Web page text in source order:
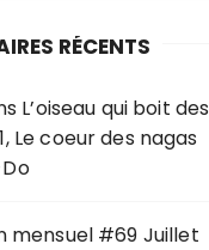
RÉCENTS
L’oiseau qui boit des
Le coeur des nagas
mensuel #69 Juillet